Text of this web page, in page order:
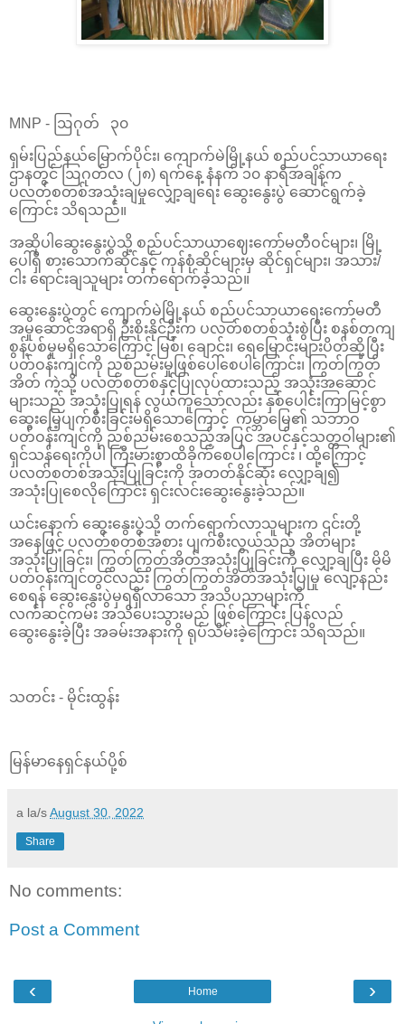
MNP - ဩဂုတ် ၃၀
ရှမ်းပြည်နယ်မြောက်ပိုင်း၊ ကျောက်မဲမြို့နယ် စည်ပင်သာယာရေး
ဌာနတွင် ဩဂုတ်လ (၂၈) ရက်နေ့ နံနက် ၁၀ နာရီအချိန်က
ပလတ်စတစ်အသုံးချမှုလျှော့ချရေး ဆွေးနွေးပွဲ ဆောင်ရွက်ခဲ့
ကြောင်း သိရသည်။
အဆိုပါဆွေးနွေးပွဲသို့ စည်ပင်သာယာဈေးကော်မတီဝင်များ၊ မြို့
ပေါ်ရှိ စားသောက်ဆိုင်နှင့် ကုန်စုံဆိုင်များမှ ဆိုင်ရှင်များ၊ အသား/
ငါး ရောင်းချသူများ တက်ရောက်ခဲ့သည်။
ဆွေးနွေးပွဲတွင် ကျောက်မဲမြို့နယ် စည်ပင်သာယာရေးကော်မတီ
အမှုဆောင်အရာရှိ ဦးစိုးနိုင်ဦးက ပလတ်စတစ်သုံးစွဲပြီး စနစ်တကျ
စွန့်ပစ်မှုမရှိသောကြောင့် မြစ်‌၊ ချောင်း၊ ရေမြောင်းများပိတ်ဆို့ပြီး
ပတ်ဝန်းကျင်ကို ညစ်ညမ်းမှုဖြစ်ပေါ်စေပါကြောင်း၊ ကြွတ်ကြွတ်
အိတ် ကဲ့သို့ ပလတ်စတစ်နှင့်ပြုလုပ်ထားသည့် အသုံးအဆောင်
များသည် အသုံးပြုရန် လွယ်ကူသော်လည်း နှစ်ပေါင်းကြာမြင့်စွာ
ဆွေးမြေ့ပျက်စီးခြင်းမရှိသောကြောင့် ကမ္ဘာမြေ၏ သဘာဝ
ပတ်ဝန်းကျင်ကို ညစ်ညမ်းစေသည့်အပြင် အပင်နှင့်သတ္တဝါများ၏
ရှင်သန်ရေးကိုပါ ကြီးမားစွာထိခိုက်စေပါကြောင်း ၊ ထို့ကြောင့်
ပလတ်စတစ်အသုံးပြုခြင်းကို အတတ်နိုင်ဆုံး လျှော့ချ၍
အသုံးပြုစေလိုကြောင်း ရှင်းလင်းဆွေးနွေးခဲ့သည်။
ယင်းနောက် ဆွေးနွေးပွဲသို့ တက်ရောက်လာသူများက ၎င်းတို့
အနေဖြင့် ပလတ်စတစ်အစား ပျက်စီးလွယ်သည့် အိတ်များ
အသုံးပြုခြင်း၊ ကြွတ်ကြွတ်အိတ်အသုံးပြုခြင်းကို လျှော့ချပြီး မိမိ
ပတ်ဝန်းကျင်တွင်လည်း ကြွတ်ကြွတ်အိတ်အသုံးပြုမှု လျော့နည်း
စေရန် ဆွေးနွေးပွဲမှရရှိလာသော အသိပညာများကို
လက်ဆင့်ကမ်း အသိပေးသွားမည် ဖြစ်ကြောင်း ပြန်လည်
ဆွေးနွေးခဲ့ပြီး အခမ်းအနားကို ရုပ်သိမ်းခဲ့ကြောင်း သိရသည်။
သတင်း - မိုင်းထွန်း
မြန်မာနေရှင်နယ်ပို့စ်
a la/sAugust 30, 2022
Share
No comments:
Post a Comment
‹ ›
Home